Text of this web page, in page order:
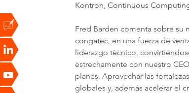
Kontron, Continuous
Fred Barden comenta sobre
congatec, en una fuerza de
liderazgo técnico,
estrechamente con nuestro
planes. Aprovechar las
globales y, además acelerar el